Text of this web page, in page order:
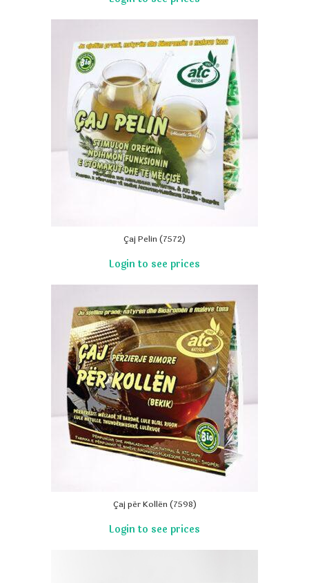
Çaj Pelin (7572)
Çaj për Kollën (7598)